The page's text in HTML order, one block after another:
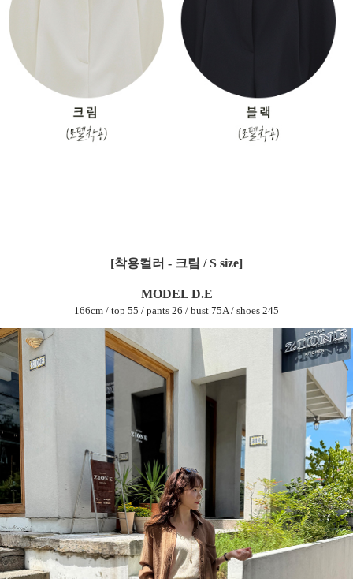
[착용컬러 - 크림 / S size]
MODEL D.E
166cm / top 55 / pants 26 / bust 75A / shoes 245